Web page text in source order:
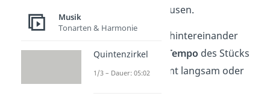
kurzer Töne, sowie Pausen.
Wie schnell sie genau hintereinander
kommen, hängt vom
Tempo des Stücks
ab. Das kann insgesamt langsam oder
schnell sein.
Musik
Tonarten & Harmonie
Quintenzirkel
1/3 – Dauer: 05:02